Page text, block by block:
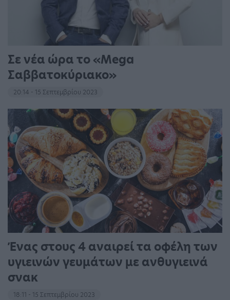
Σε νέα ώρα το «Mega
Σαββατοκύριακο»
20:14 - 15 Σεπτεμβρίου 2023
Ένας στους 4 αναιρεί τα οφέλη των
υγιεινών γευμάτων με ανθυγιεινά
σνακ
18:11 - 15 Σεπτεμβρίου 2023